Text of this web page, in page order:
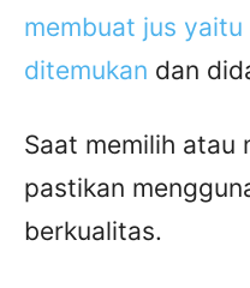
membuat jus
ditemukan dan
Saat memilih atau
pastikan
berkualitas.